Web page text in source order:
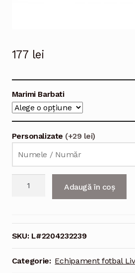
177 lei
Marimi Barbati
Personalizate (+29 lei)
Adaugă în coș
SKU: L#2204232239
Categorie: Echipament fotbal